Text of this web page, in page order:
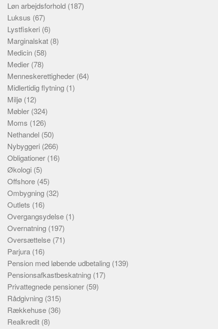
Løn arbejdsforhold (187)
Luksus (67)
Lystfiskeri (6)
Marginalskat (8)
Medicin (58)
Medier (78)
Menneskerettigheder (64)
Midlertidig flytning (1)
Miljø (12)
Møbler (324)
Moms (126)
Nethandel (50)
Nybyggeri (266)
Obligationer (16)
Økologi (5)
Offshore (45)
Ombygning (32)
Outlets (16)
Overgangsydelse (1)
Overnatning (197)
Oversættelse (71)
Parjura (16)
Pension med løbende udbetaling (139)
Pensionsafkastbeskatning (17)
Privattegnede pensioner (59)
Rådgivning (315)
Rækkehuse (36)
Realkredit (8)